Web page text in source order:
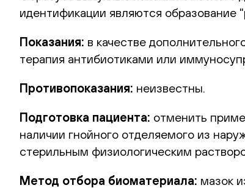
идентификации являются образование
Показания: в качестве
терапия антибиотиками или
Противопоказания: неизвестны.
Подготовка пациента: отменить
наличии гнойного отделяемого из
стерильным физиологическим
Метод отбора биоматериала: мазок